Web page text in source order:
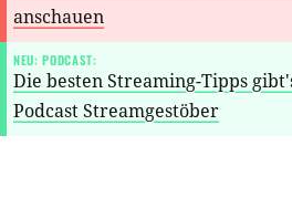
anschauen
NEU: PODCAST:
Die besten Streaming-Tipps
Podcast Streamgestöber